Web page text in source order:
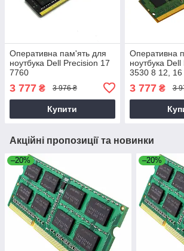
Оперативна пам'ять для
ноутбука Dell Precision 17
7760
3 777 ₴ 3 976 ₴
Купити
Оперативна
ноутбука
3530 8 12, 16
3 777₴ 3
Акційні пропозиції та новинки
–20% –20%